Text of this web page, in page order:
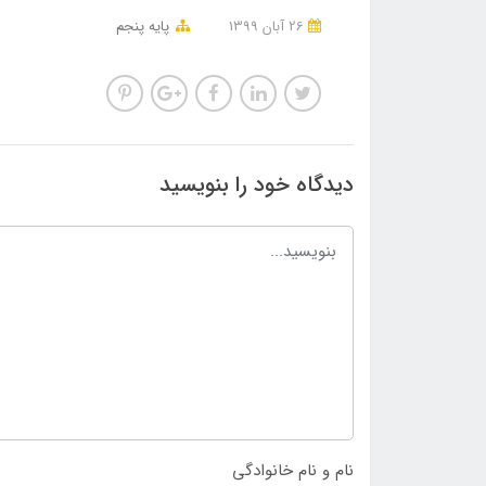
پایه پنجم
دیدگاه خود را بنویسید
نام و نام خانوادگی